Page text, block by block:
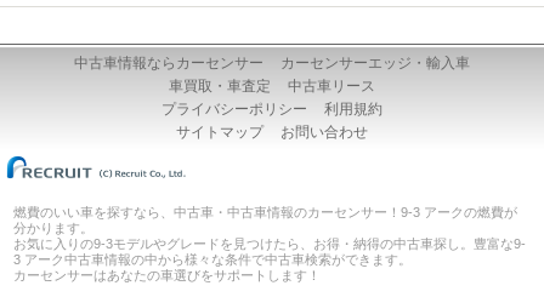
中古車情報ならカーセンサー
カーセンサーエッジ・輸入車
車買取・車査定
中古車リース
プライバシーポリシー
利用規約
サイトマップ
お問い合わせ
燃費のいい車を探すなら、中古車・中古車情報のカーセンサー！9-3 アークの燃費が
分かります。
お気に入りの9-3モデルやグレードを見つけたら、お得・納得の中古車探し。豊富な9-
3 アーク中古車情報の中から様々な条件で中古車検索ができます。
カーセンサーはあなたの車選びをサポートします！